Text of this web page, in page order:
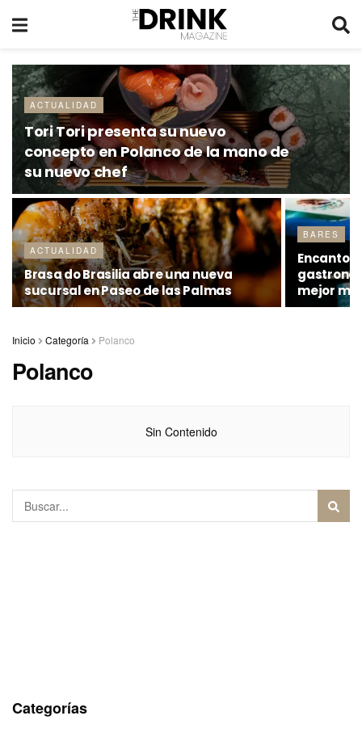
ACTUALIDAD
Tori Tori presenta su nuevo
concepto en Polanco de la mano de
su nuevo chef
ACTUALIDAD
Brasa do Brasilia abre una nueva
sucursal en Paseo de las Palmas
BARES
Encanto
mejor
Inicio Categoría Polanco
Polanco
Sin Contenido
Categorías